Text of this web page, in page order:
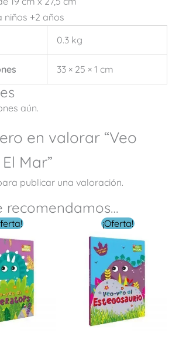
niños +2 años
0.3 kg
33 × 25 × 1 cm
aún.
en valorar “Veo
Mar”
publicar una valoración.
recomendamos…
El
precio
original
era:
$ 119.00.
¡Oferta!
El
precio
original
era:
$ 119.00.